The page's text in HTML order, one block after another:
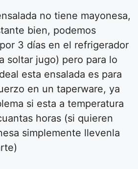
no tiene mayonesa,
bien, podemos
3 días en el refrigerador
soltar jugo) pero para lo
esta ensalada es para
en un taperware, ya
si esta a temperatura
horas (si quieren
simplemente llevenla